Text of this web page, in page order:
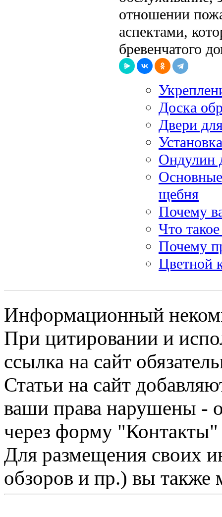
отношении
аспектами,
бревенчатого
Доска
Двери
Ондулин
щебня
Почему
Что
Почему
Цветной
Информационный
При цитировании и
ссылка на сайт
Статьи на сайт
ваши права нарушены -
через форму "Контакты"
Для размещения своих
обзоров и пр.) вы также